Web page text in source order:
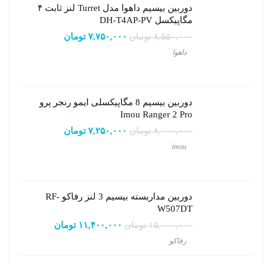
دوربین بیسیم داهوا مدل Turret لنز ثابت ۴
مگاپیکسل DH-T4AP-PV
۸,۵۵۰,۰۰۰ تومان ۷,۷۵۰,۰۰۰ تومان
داهوا
دوربین بیسیم 8 مگاپیکسلی ایمو رنجر پرو
Imou Ranger 2 Pro
۸,۰۰۰,۰۰۰ تومان ۷,۲۵۰,۰۰۰ تومان
imou
دوربین مداربسته بیسیم 3 لنز رفاکو RF-
W507DT
۱۵,۰۰۰,۰۰۰ تومان ۱۱,۴۰۰,۰۰۰ تومان
رفاکو